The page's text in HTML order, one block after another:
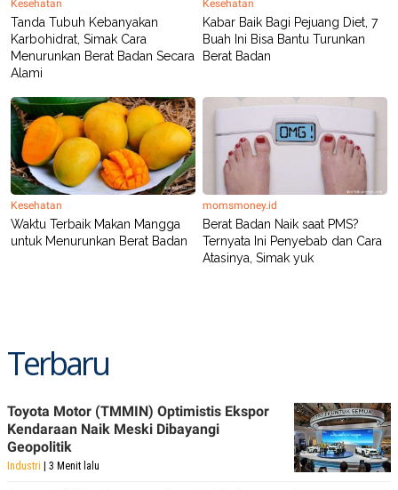
Kesehatan
Tanda Tubuh Kebanyakan
Karbohidrat, Simak Cara
Menurunkan Berat Badan Secara
Alami
Kesehatan
Kabar Baik Bagi Pejuang Diet, 7
Buah Ini Bisa Bantu Turunkan
Berat Badan
Kesehatan
Waktu Terbaik Makan Mangga
untuk Menurunkan Berat Badan
momsmoney.id
Berat Badan Naik saat PMS?
Ternyata Ini Penyebab dan Cara
Atasinya, Simak yuk
Terbaru
Toyota Motor (TMMIN) Optimistis Ekspor
Kendaraan Naik Meski Dibayangi
Geopolitik
Industri | 3 Menit lalu